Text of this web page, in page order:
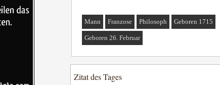
Mann Franzose Philosoph Geboren 1715
Geboren 26. Februar
Zitat des Tages